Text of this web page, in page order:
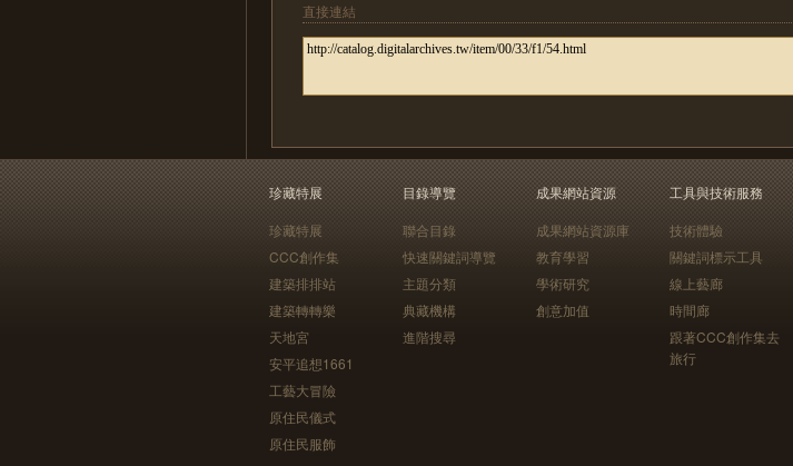
直接連結
珍藏特展
珍藏特展
CCC創作集
建築排排站
建築轉轉樂
天地宮
安平追想1661
工藝大冒險
原住民儀式
原住民服飾
目錄導覽
聯合目錄
快速關鍵詞導覽
主題分類
典藏機構
進階搜尋
成果網站資源
成果網站資源庫
教育學習
學術研究
創意加值
工具與技術服務
技術體驗
關鍵詞標示工具
線上藝廊
時間廊
跟著CCC創作集去
旅行